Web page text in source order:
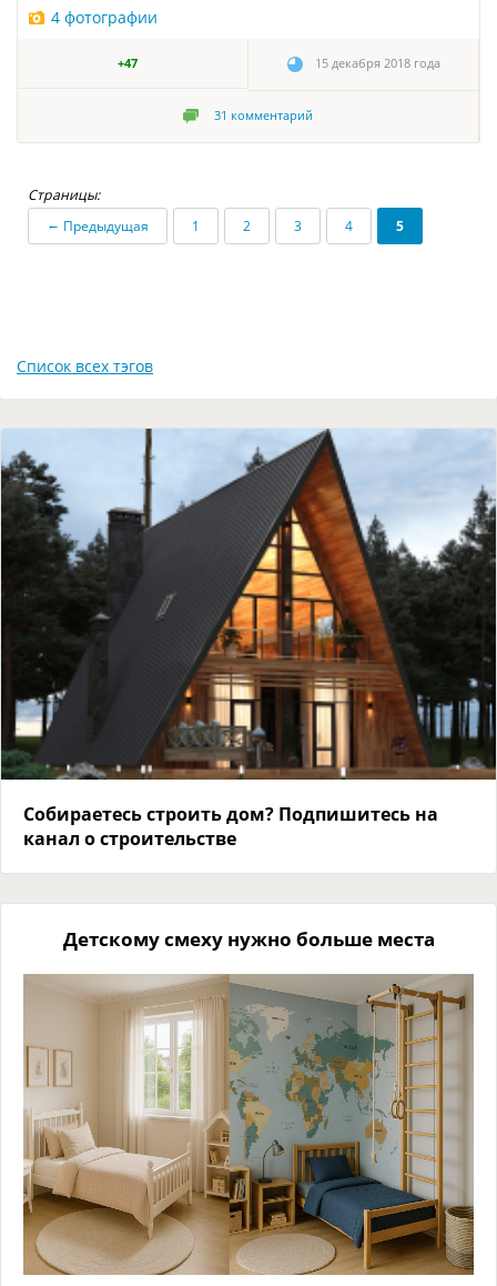
4 фотографии
+47 15 декабря 2018 года
31 комментарий
Страницы:
← Предыдущая 1 2 3 4 5
Список всех тэгов
Собираетесь строить дом? Подпишитесь на
канал о строительстве
Детскому смеху нужно больше места